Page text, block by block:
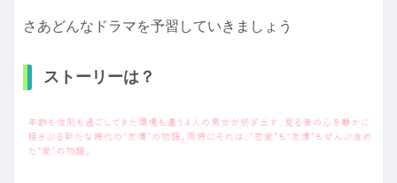
さあどんなドラマを予習していきましょう
ストーリーは？